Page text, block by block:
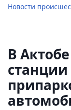
Новости
В
станции